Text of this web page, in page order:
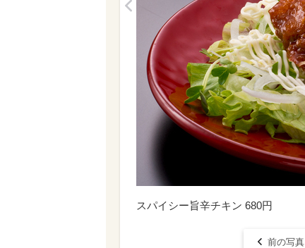
スパイシー旨辛チキン 680円
前の写真